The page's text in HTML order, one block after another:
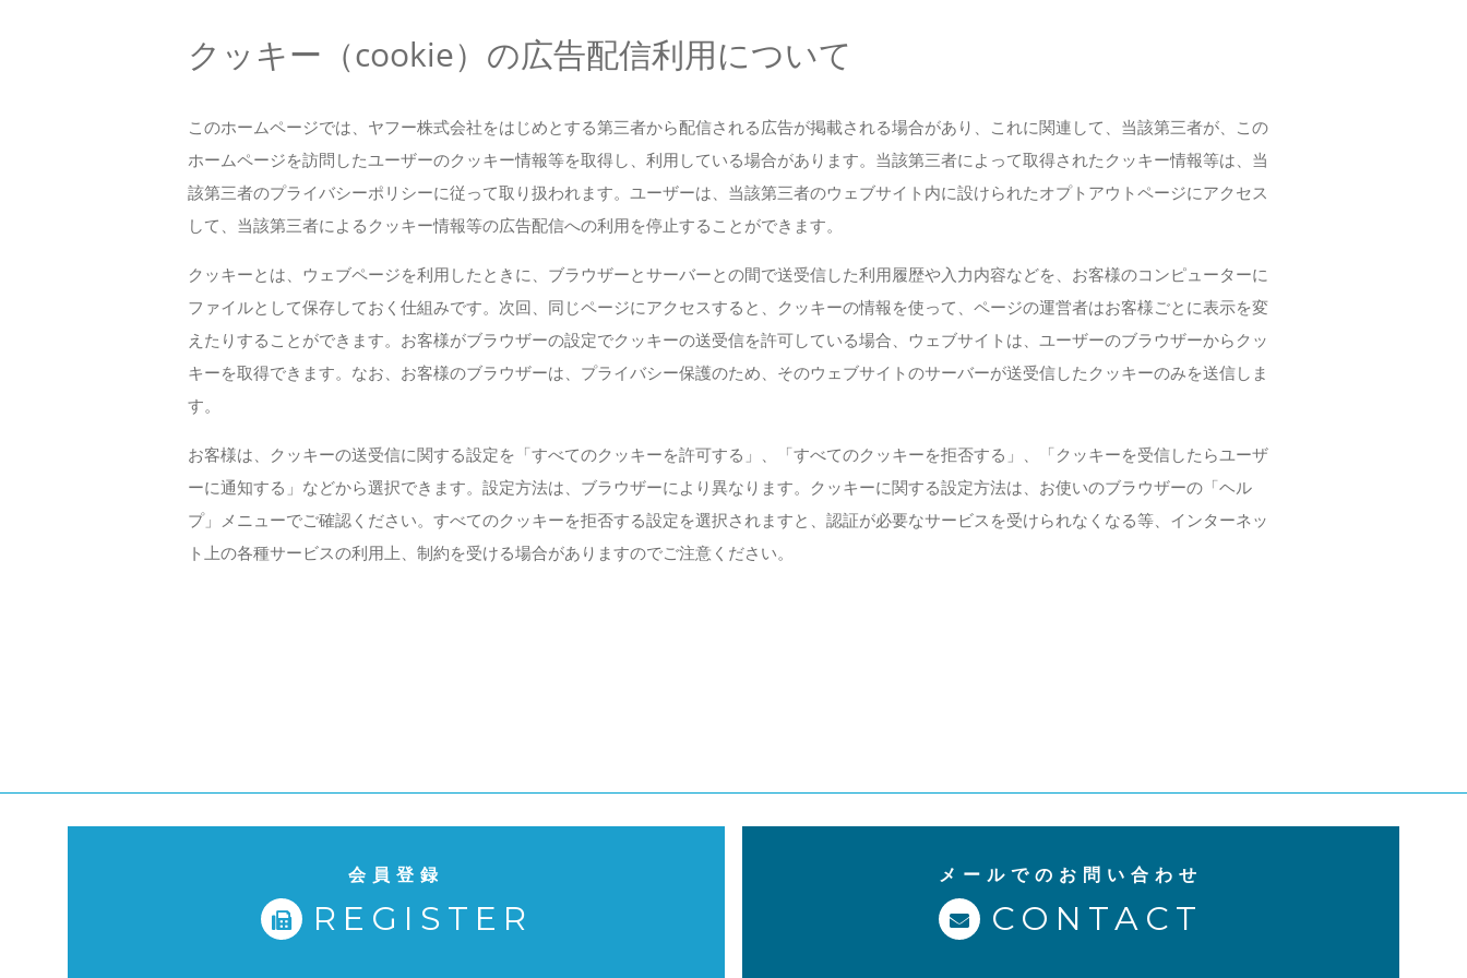
会社概要
ブログ
新着情報
クッキー（cookie）の広告配信利用について
このホームページでは、ヤフー株式会社をはじめとする第三者から配信される広告が掲載される場合があり、これに関連して、当該第三者が、この
ホームページを訪問したユーザーのクッキー情報等を取得し、利用している場合があります。当該第三者によって取得されたクッキー情報等は、当
該第三者のプライバシーポリシーに従って取り扱われます。ユーザーは、当該第三者のウェブサイト内に設けられたオプトアウトページにアクセス
して、当該第三者によるクッキー情報等の広告配信への利用を停止することができます。
クッキーとは、ウェブページを利用したときに、ブラウザーとサーバーとの間で送受信した利用履歴や入力内容などを、お客様のコンピューターに
ファイルとして保存しておく仕組みです。次回、同じページにアクセスすると、クッキーの情報を使って、ページの運営者はお客様ごとに表示を変
えたりすることができます。お客様がブラウザーの設定でクッキーの送受信を許可している場合、ウェブサイトは、ユーザーのブラウザーからクッ
キーを取得できます。なお、お客様のブラウザーは、プライバシー保護のため、そのウェブサイトのサーバーが送受信したクッキーのみを送信しま
す。
お客様は、クッキーの送受信に関する設定を「すべてのクッキーを許可する」、「すべてのクッキーを拒否する」、「クッキーを受信したらユーザ
ーに通知する」などから選択できます。設定方法は、ブラウザーにより異なります。クッキーに関する設定方法は、お使いのブラウザーの「ヘル
プ」メニューでご確認ください。すべてのクッキーを拒否する設定を選択されますと、認証が必要なサービスを受けられなくなる等、インターネッ
ト上の各種サービスの利用上、制約を受ける場合がありますのでご注意ください。
会員登録
REGISTER
メールでのお問い合わせ
CONTACT